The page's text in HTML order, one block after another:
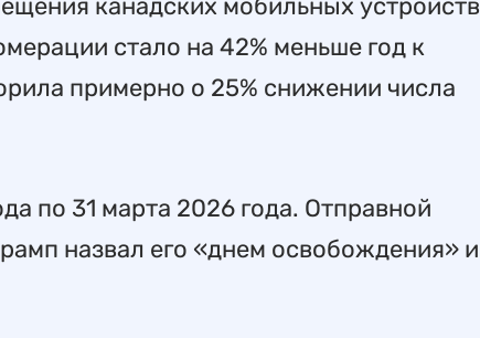
канадских мобильных устройств
стало на 42% меньше год к
примерно о 25% снижении числа
по 31 марта 2026 года. Отправной
назвал его «днем освобождения» и